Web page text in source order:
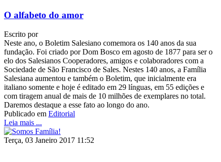
O alfabeto do amor
Escrito por
Neste ano, o Boletim Salesiano comemora os 140 anos da sua
fundação. Foi criado por Dom Bosco em agosto de 1877 para ser o
elo dos Salesianos Cooperadores, amigos e colaboradores com a
Sociedade de São Francisco de Sales. Nestes 140 anos, a Família
Salesiana aumentou e também o Boletim, que inicialmente era
italiano somente e hoje é editado em 29 línguas, em 55 edições e
com tiragem anual de mais de 10 milhões de exemplares no total.
Daremos destaque a esse fato ao longo do ano.
Publicado em Editorial
Leia mais ...
Terça, 03 Janeiro 2017 11:52